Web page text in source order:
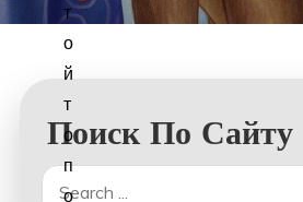
Поиск По Сайту
Search
т
о
й
т
о
п
о